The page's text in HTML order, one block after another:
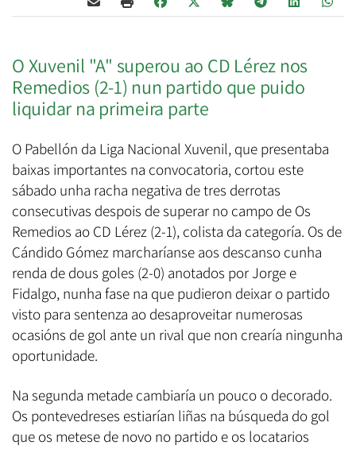
O Xuvenil "A" superou ao CD Lérez nos
Remedios (2-1) nun partido que puido
liquidar na primeira parte
O Pabellón da Liga Nacional Xuvenil, que presentaba
baixas importantes na convocatoria, cortou este
sábado unha racha negativa de tres derrotas
consecutivas despois de superar no campo de Os
Remedios ao CD Lérez (2-1), colista da categoría. Os de
Cándido Gómez marcharíanse aos descanso cunha
renda de dous goles (2-0) anotados por Jorge e
Fidalgo, nunha fase na que pudieron deixar o partido
visto para sentenza ao desaproveitar numerosas
ocasións de gol ante un rival que non crearía ningunha
oportunidade.
Na segunda metade cambiaría un pouco o decorado.
Os pontevedreses estiarían liñas na búsqueda do gol
que os metese de novo no partido e os locatarios